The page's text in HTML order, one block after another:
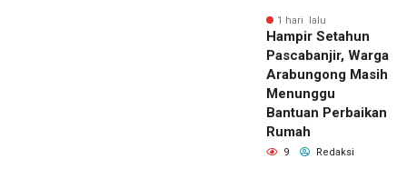
1 hari lalu
Hampir Setahun
Pascabanjir, Warga
Arabungong Masih
Menunggu
Bantuan Perbaikan
Rumah
9 Redaksi